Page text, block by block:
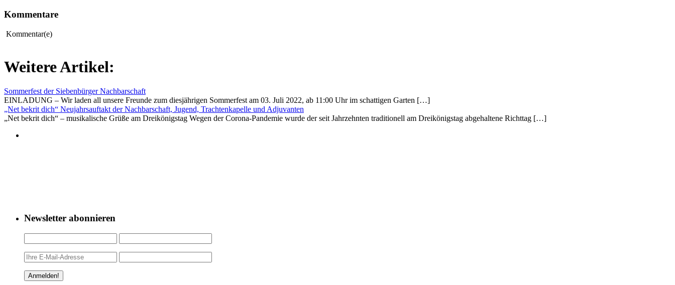
Kommentare
Kommentar(e)
Weitere Artikel:
Sommerfest der Siebenbürger Nachbarschaft
EINLADUNG – Wir laden all unsere Freunde zum diesjährigen Sommerfest am 03. Juli 2022, ab 11:00 Uhr im schattigen Garten […]
„Net bekrit dich“ Neujahrsauftakt der Nachbarschaft, Jugend, Trachtenkapelle und Adjuvanten
„Net bekrit dich“ – musikalische Grüße am Dreikönigstag Wegen der Corona-Pandemie wurde der seit Jahrzehnten traditionell am Dreikönigstag abgehaltene Richttag […]
Newsletter abonnieren